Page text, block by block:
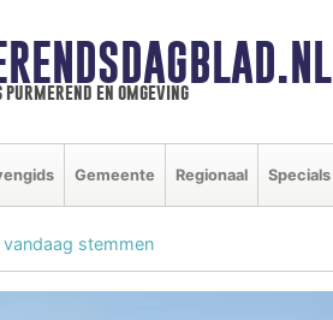
en omgeving
Gemeente Regionaal Specials
vandaag stemmen